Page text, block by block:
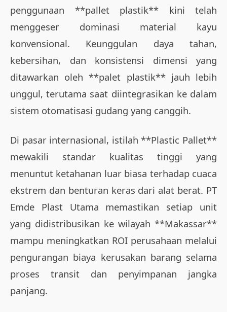
penggunaan **pallet plastik** kini telah
menggeser dominasi material kayu
konvensional. Keunggulan daya tahan,
kebersihan, dan konsistensi dimensi yang
ditawarkan oleh **palet plastik** jauh lebih
unggul, terutama saat diintegrasikan ke dalam
sistem otomatisasi gudang yang canggih.
Di pasar internasional, istilah **Plastic Pallet**
mewakili standar kualitas tinggi yang
menuntut ketahanan luar biasa terhadap cuaca
ekstrem dan benturan keras dari alat berat. PT
Emde Plast Utama memastikan setiap unit
yang didistribusikan ke wilayah **Makassar**
mampu meningkatkan ROI perusahaan melalui
pengurangan biaya kerusakan barang selama
proses transit dan penyimpanan jangka
panjang.